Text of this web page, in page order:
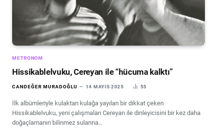
METRONOM
Hissikablelvuku, Cereyan ile “hücuma kalktı”
CANDEĞER MURADOĞLU 14 MAYIS 2025 55
İlk albümleriyle kulaktan kulağa yayılan bir dikkat çeken
Hissikablelvuku, yeni çalışmaları Cereyan ile dinleyicisini bir kez daha
doğaçlamanın bilinmez sularına…